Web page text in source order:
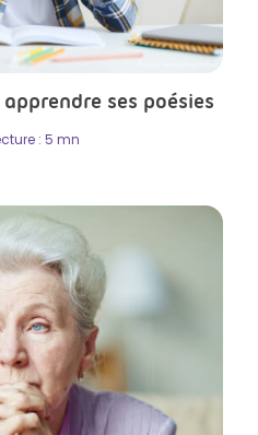
ses poésies
: 5 mn